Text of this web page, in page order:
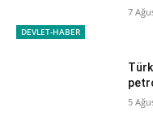
DEVLET-HABER
7
5